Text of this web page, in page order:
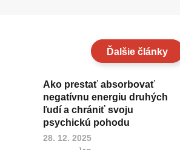
Ďalšie články
Ako prestať absorbovať
negatívnu energiu druhých
ľudí a chrániť svoju
psychickú pohodu
28. 12. 2025